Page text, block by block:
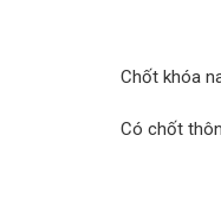
Chốt khóa
Có chốt